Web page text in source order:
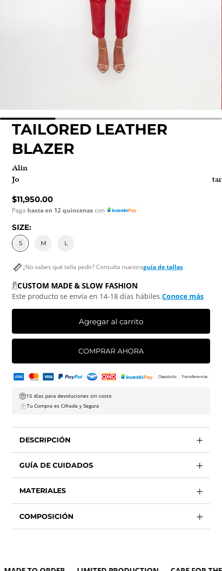
TAILORED LEATHER
BLAZER
Alin
Jotar
Precio normal
$11,950.00
Paga hasta en 12 quincenascon
SIZE:
S M L
¿No sabes qué talla pedir? Consulta nuestraguía de tallas
CUSTOM MADE & SLOW FASHION
Este producto se envía en 14-18 días hábiles.Conoce más
Agregar al carrito
COMPRAR AHORA
15 días para devoluciones sin costo
Tu Compra es Cifrada y Segura
DESCRIPCIÓN
GUÍA DE CUIDADOS
MATERIALES
COMPOSICIÓN